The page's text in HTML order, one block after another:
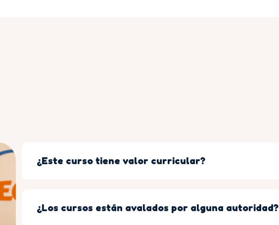
¿Este curso tiene valor curricular?
¿Los cursos están avalados por alguna autoridad?